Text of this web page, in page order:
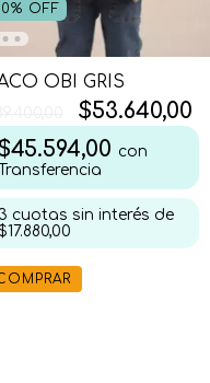
% OFF
OBI GRIS
$53.640,00
con
Transferencia
3 cuotas sin interés de
$17.880,00